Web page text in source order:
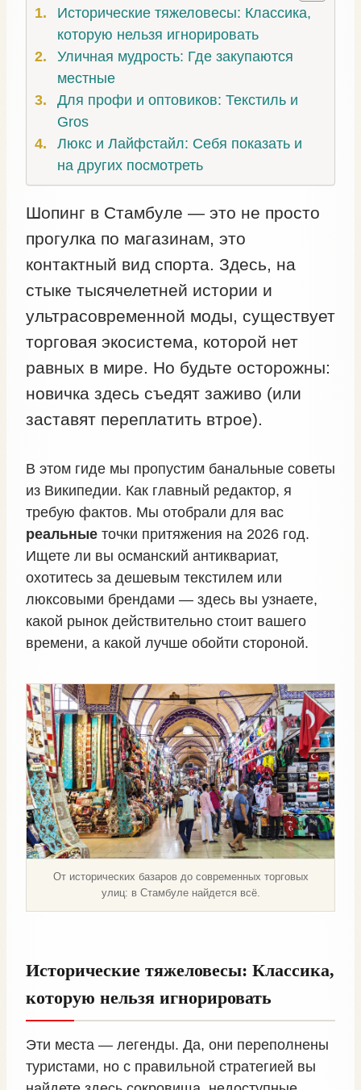
Исторические тяжеловесы: Классика,
которую нельзя игнорировать
Уличная мудрость: Где закупаются
местные
Для профи и оптовиков: Текстиль и
Gros
Люкс и Лайфстайл: Себя показать и
на других посмотреть
Шопинг в Стамбуле — это не просто
прогулка по магазинам, это
контактный вид спорта. Здесь, на
стыке тысячелетней истории и
ультрасовременной моды, существует
торговая экосистема, которой нет
равных в мире. Но будьте осторожны:
новичка здесь съедят заживо (или
заставят переплатить втрое).
В этом гиде мы пропустим банальные советы
из Википедии. Как главный редактор, я
требую фактов. Мы отобрали для вас
реальные точки притяжения на 2026 год.
Ищете ли вы османский антиквариат,
охотитесь за дешевым текстилем или
люксовыми брендами — здесь вы узнаете,
какой рынок действительно стоит вашего
времени, а какой лучше обойти стороной.
От исторических базаров до современных торговых
улиц: в Стамбуле найдется всё.
Исторические тяжеловесы: Классика,
которую нельзя игнорировать
Эти места — легенды. Да, они переполнены
туристами, но с правильной стратегией вы